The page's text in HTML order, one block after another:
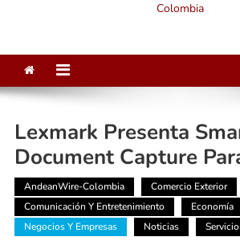
Colombia
Lexmark Presenta
Document Capture
AndeanWire-Colombia
Comercio Exterior
Comunicación Y Entretenimiento
Economía
Negocios Y Empresas
Noticias